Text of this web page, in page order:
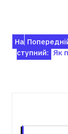
записів
На
ступний: Як